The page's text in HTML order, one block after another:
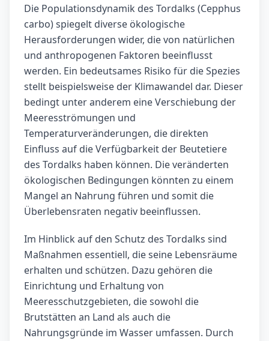
Die Populationsdynamik des Tordalks (Cepphus
carbo) spiegelt diverse ökologische
Herausforderungen wider, die von natürlichen
und anthropogenen Faktoren beeinflusst
werden. Ein bedeutsames Risiko für die Spezies
stellt beispielsweise der Klimawandel dar. Dieser
bedingt unter anderem eine Verschiebung der
Meeresströmungen und
Temperaturveränderungen, die direkten
Einfluss auf die Verfügbarkeit der Beutetiere
des Tordalks haben können. Die veränderten
ökologischen Bedingungen könnten zu einem
Mangel an Nahrung führen und somit die
Überlebensraten negativ beeinflussen.
Im Hinblick auf den Schutz des Tordalks sind
Maßnahmen essentiell, die seine Lebensräume
erhalten und schützen. Dazu gehören die
Einrichtung und Erhaltung von
Meeresschutzgebieten, die sowohl die
Brutstätten an Land als auch die
Nahrungsgründe im Wasser umfassen. Durch